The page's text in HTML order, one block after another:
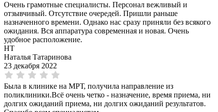
Очень грамотные специалисты. Персонал вежливый и
отзывчивый. Отсутствие очередей. Пришли раньше
назначенного времени. Однако нас сразу приняли без всякого
ожидания. Вся аппаратура современная и новая. Очень
удобное расположение.
НТ
Наталья Татаринова
23 декабря 2022
Была в клинике на МРТ, получила направление из
поликлиники.Всё очень четко - назначение, время приема, ни
долгих ожиданий приема, ни долгих ожиданий результатов.